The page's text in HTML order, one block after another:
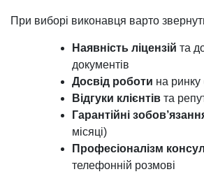
При виборі виконавця варто
Наявність ліцензій та
документів
Досвід роботи на ринку
Відгуки клієнтів та
Гарантійні
місяці)
Професіоналізм
телефонній розмові